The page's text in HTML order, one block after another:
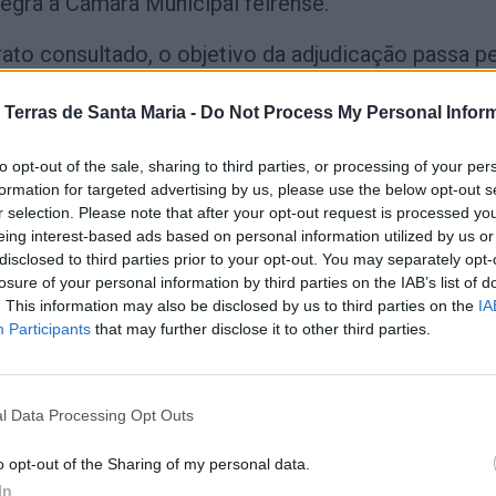
Terras de Santa Maria - Do Not Process My Personal
opt-out of the sale, sharing to third parties, or processing of your
for targeted advertising by us, please use the below opt-out
selection. Please note that after your opt-out request is processed
interest-based ads based on personal information utilized by us
to third parties prior to your opt-out. You may separately
of your personal information by third parties on the IAB’s list of
This information may also be disclosed by us to third parties on the
Participants that may further disclose it to other third parties.
Data Processing Opt Outs
opt-out of the Sharing of my personal data.
consultado, o objetivo da adjudicação passa
incluindo o desenvolvimento de uma
e redes sociais.
ainda que o serviço prevê a definição de uma
para a AMTSM, procurando modernizar
da associação “dentro e fora de portas”,
físicos como digitais.